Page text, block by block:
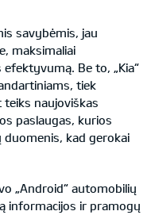
savybėmis, jau
maksimaliai
Be to, „Kia“
tiek
naujoviškas
paslaugas, kurios
kad gerokai
„Android“ automobilių
informacijos ir pramogų